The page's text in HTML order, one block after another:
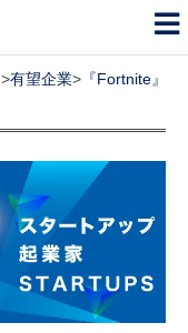
>有望企業> 『Fortnite』